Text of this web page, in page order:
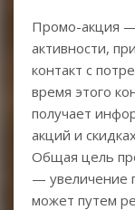
Промо-акция —
активности,
контакт с
время этого
получает
акций и
Общая цель
— увеличение
может путем
DCK
КЕДР
START